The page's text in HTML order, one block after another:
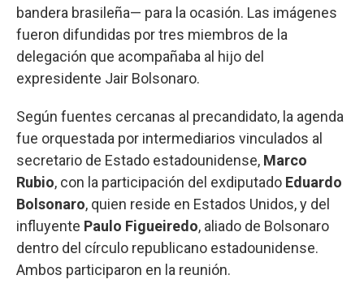
bandera brasileña— para la ocasión. Las imágenes
fueron difundidas por tres miembros de la
delegación que acompañaba al hijo del
expresidente Jair Bolsonaro.
Según fuentes cercanas al precandidato, la agenda
fue orquestada por intermediarios vinculados al
secretario de Estado estadounidense, Marco
Rubio, con la participación del exdiputado Eduardo
Bolsonaro, quien reside en Estados Unidos, y del
influyente Paulo Figueiredo, aliado de Bolsonaro
dentro del círculo republicano estadounidense.
Ambos participaron en la reunión.